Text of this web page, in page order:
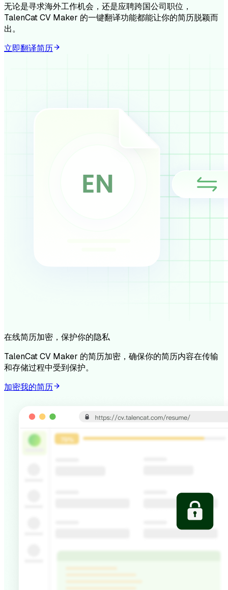
无论是寻求海外工作机会，还是应聘跨国公司职位，
TalenCat CV Maker 的一键翻译功能都能让你的简历脱颖而
出。
立即翻译简历
在线简历加密，保护你的隐私
TalenCat CV Maker 的简历加密，确保你的简历内容在传输
和存储过程中受到保护。
加密我的简历